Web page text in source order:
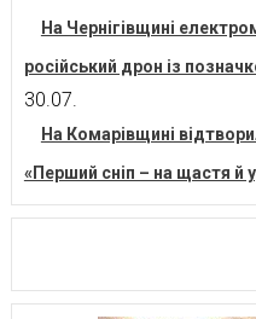
На Чернігівщині
російський дрон із
30.07.
На Комарівщині
«Перший сніп – на щастя й